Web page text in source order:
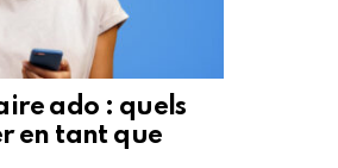
ado : quels
en tant que